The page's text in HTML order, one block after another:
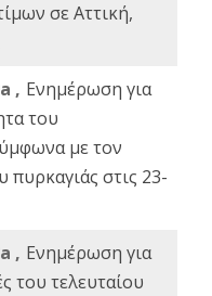
σε Αττική,
, Ενημέρωση για
του
με τον
στις 23-
, Ενημέρωση για
του τελευταίου